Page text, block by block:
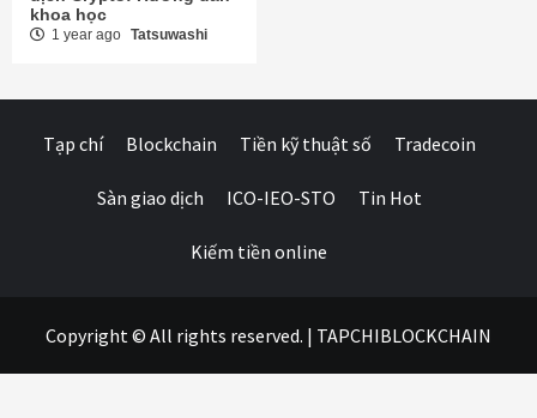
khoa học
1 year ago Tatsuwashi
Tạp chí Blockchain Tiền kỹ thuật số Tradecoin
Sàn giao dịch ICO-IEO-STO Tin Hot
Kiếm tiền online
Copyright © All rights reserved. | TAPCHIBLOCKCHAIN